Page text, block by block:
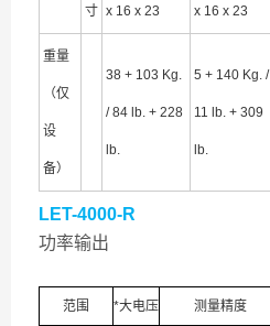
寸 x 16 x 23 x 16 x 23
重量
（仅
设
备）
38 + 103 Kg.
/ 84 lb. + 228
lb.
5 + 140 Kg. /
11 lb. + 309
lb.
LET-4000-R
功率输出
范围 *大电压 测量精度